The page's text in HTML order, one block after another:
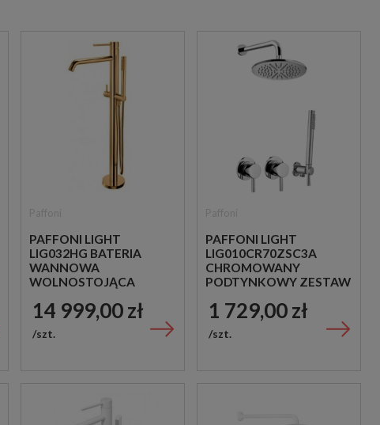
PAFFONI LIGHT
LIG032HG BATERIA
WANNOWA
WOLNOSTOJĄCA
14 999,00 zł
szt.
PAFFONI LIGHT
LIG010CR70ZSC3A
CHROMOWANY
PODTYNKOWY ZESTAW
1 729,00 zł
szt.